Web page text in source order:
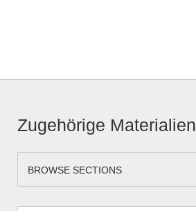
Zugehörige Materialien
BROWSE SECTIONS